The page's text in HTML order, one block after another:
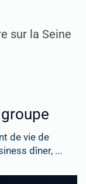
sur la Seine
de vie de
dîner, ...